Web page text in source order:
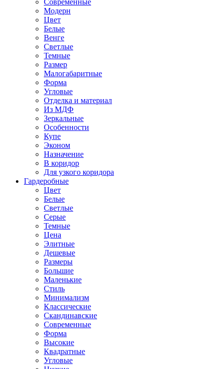
Современные
Модерн
Цвет
Белые
Венге
Светлые
Темные
Размер
Малогабаритные
Форма
Угловые
Отделка и материал
Из МДФ
Зеркальные
Особенности
Купе
Эконом
Назначение
В коридор
Для узкого коридора
Гардеробные
Цвет
Белые
Светлые
Серые
Темные
Цена
Элитные
Дешевые
Размеры
Большие
Маленькие
Стиль
Минимализм
Классические
Скандинавские
Современные
Форма
Высокие
Квадратные
Угловые